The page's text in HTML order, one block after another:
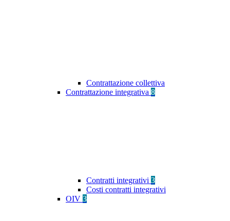
Contrattazione collettiva
Contrattazione integrativa 8
Contratti integrativi 3
Costi contratti integrativi
OIV 3